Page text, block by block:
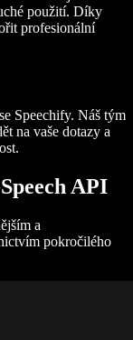
použití. Díky
profesionální
Speechify. Náš tým
na vaše dotazy a
API
a
pokročilého